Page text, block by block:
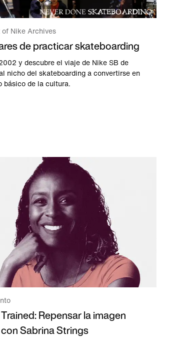
of Nike Archives
de practicar skateboarding
y descubre el viaje de Nike SB de
nicho del skateboarding a convertirse en
básico de la cultura.
Repensar la imagen
Sabrina Strings